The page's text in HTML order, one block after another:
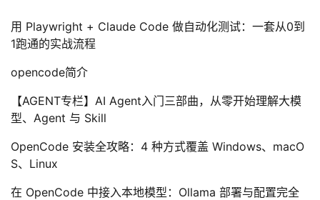
用 Playwright + Claude Code 做自动化测试：一套从0到
1跑通的实战流程
opencode简介
【AGENT专栏】AI Agent入门三部曲，从零开始理解大模
型、Agent 与 Skill
OpenCode 安装全攻略：4 种方式覆盖 Windows、macO
S、Linux
在 OpenCode 中接入本地模型：Ollama 部署与配置完全